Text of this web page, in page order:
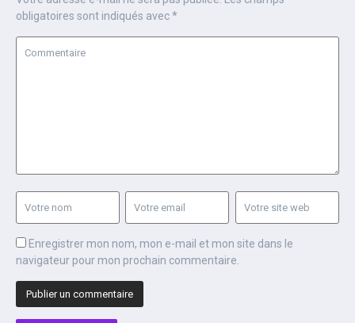
obligatoires sont indiqués avec*
Enregistrer mon nom, mon e-mail et mon site dans le
navigateur pour mon prochain commentaire.